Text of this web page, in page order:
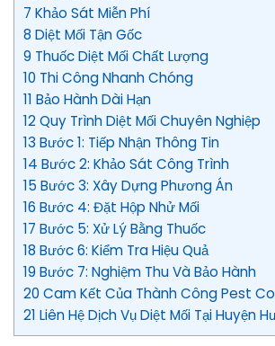
7 Khảo Sát Miễn Phí
8 Diệt Mối Tận Gốc
9 Thuốc Diệt Mối Chất Lượng
10 Thi Công Nhanh Chóng
11 Bảo Hành Dài Hạn
12 Quy Trình Diệt Mối Chuyên Nghiệp
13 Bước 1: Tiếp Nhận Thông Tin
14 Bước 2: Khảo Sát Công Trình
15 Bước 3: Xây Dựng Phương Án
16 Bước 4: Đặt Hộp Nhử Mối
17 Bước 5: Xử Lý Bằng Thuốc
18 Bước 6: Kiểm Tra Hiệu Quả
19 Bước 7: Nghiệm Thu Và Bảo Hành
20 Cam Kết Của Thành Công Pest
21 Liên Hệ Dịch Vụ Diệt Mối Tại Huyện